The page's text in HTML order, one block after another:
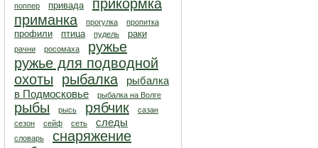
поппер привада
прикормка
приманка
прогулка пропитка
профили птица пудель раки
рачни росомаха
ружье
ружье для подводной
охоты
рыбалка
рыбалка
в Подмосковье
рыбалка на Волге
рыбы рысь рябчик
сазан
сезон
сейф сеть следы
словарь
снаряжение